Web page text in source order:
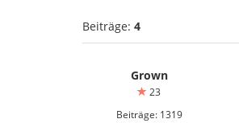
Beiträge: 4
Grown
23
Beiträge: 1319